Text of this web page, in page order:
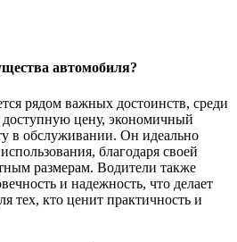
автомобиля?
рядом важных достоинств, среди
цену, экономичный
в обслуживании. Он идеально
благодаря своей
размерам. Водители также
и надежность, что делает
тех, кто ценит практичность и